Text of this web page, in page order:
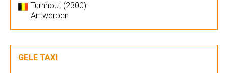
Turnhout (2300)
Antwerpen
GELE TAXI